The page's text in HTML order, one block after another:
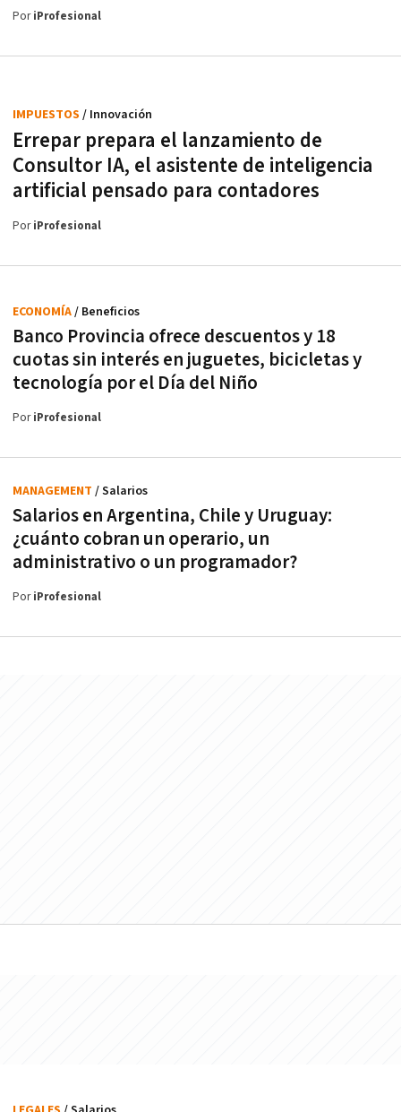
PoriProfesional
Errepar prepara el lanzamiento de
Consultor IA, el asistente de inteligencia
artificial pensado para contadores
IMPUESTOS / Innovación
PoriProfesional
Banco Provincia ofrece descuentos y 18
cuotas sin interés en juguetes, bicicletas y
tecnología por el Día del Niño
ECONOMÍA/ Beneficios
PoriProfesional
Salarios en Argentina, Chile y Uruguay:
¿cuánto cobran un operario, un
administrativo o un programador?
MANAGEMENT / Salarios
PoriProfesional